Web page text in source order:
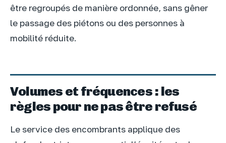
être regroupés de manière ordonnée, sans gêner
le passage des piétons ou des personnes à
mobilité réduite.
Volumes et fréquences : les
règles pour ne pas être refusé
Le service des encombrants applique des